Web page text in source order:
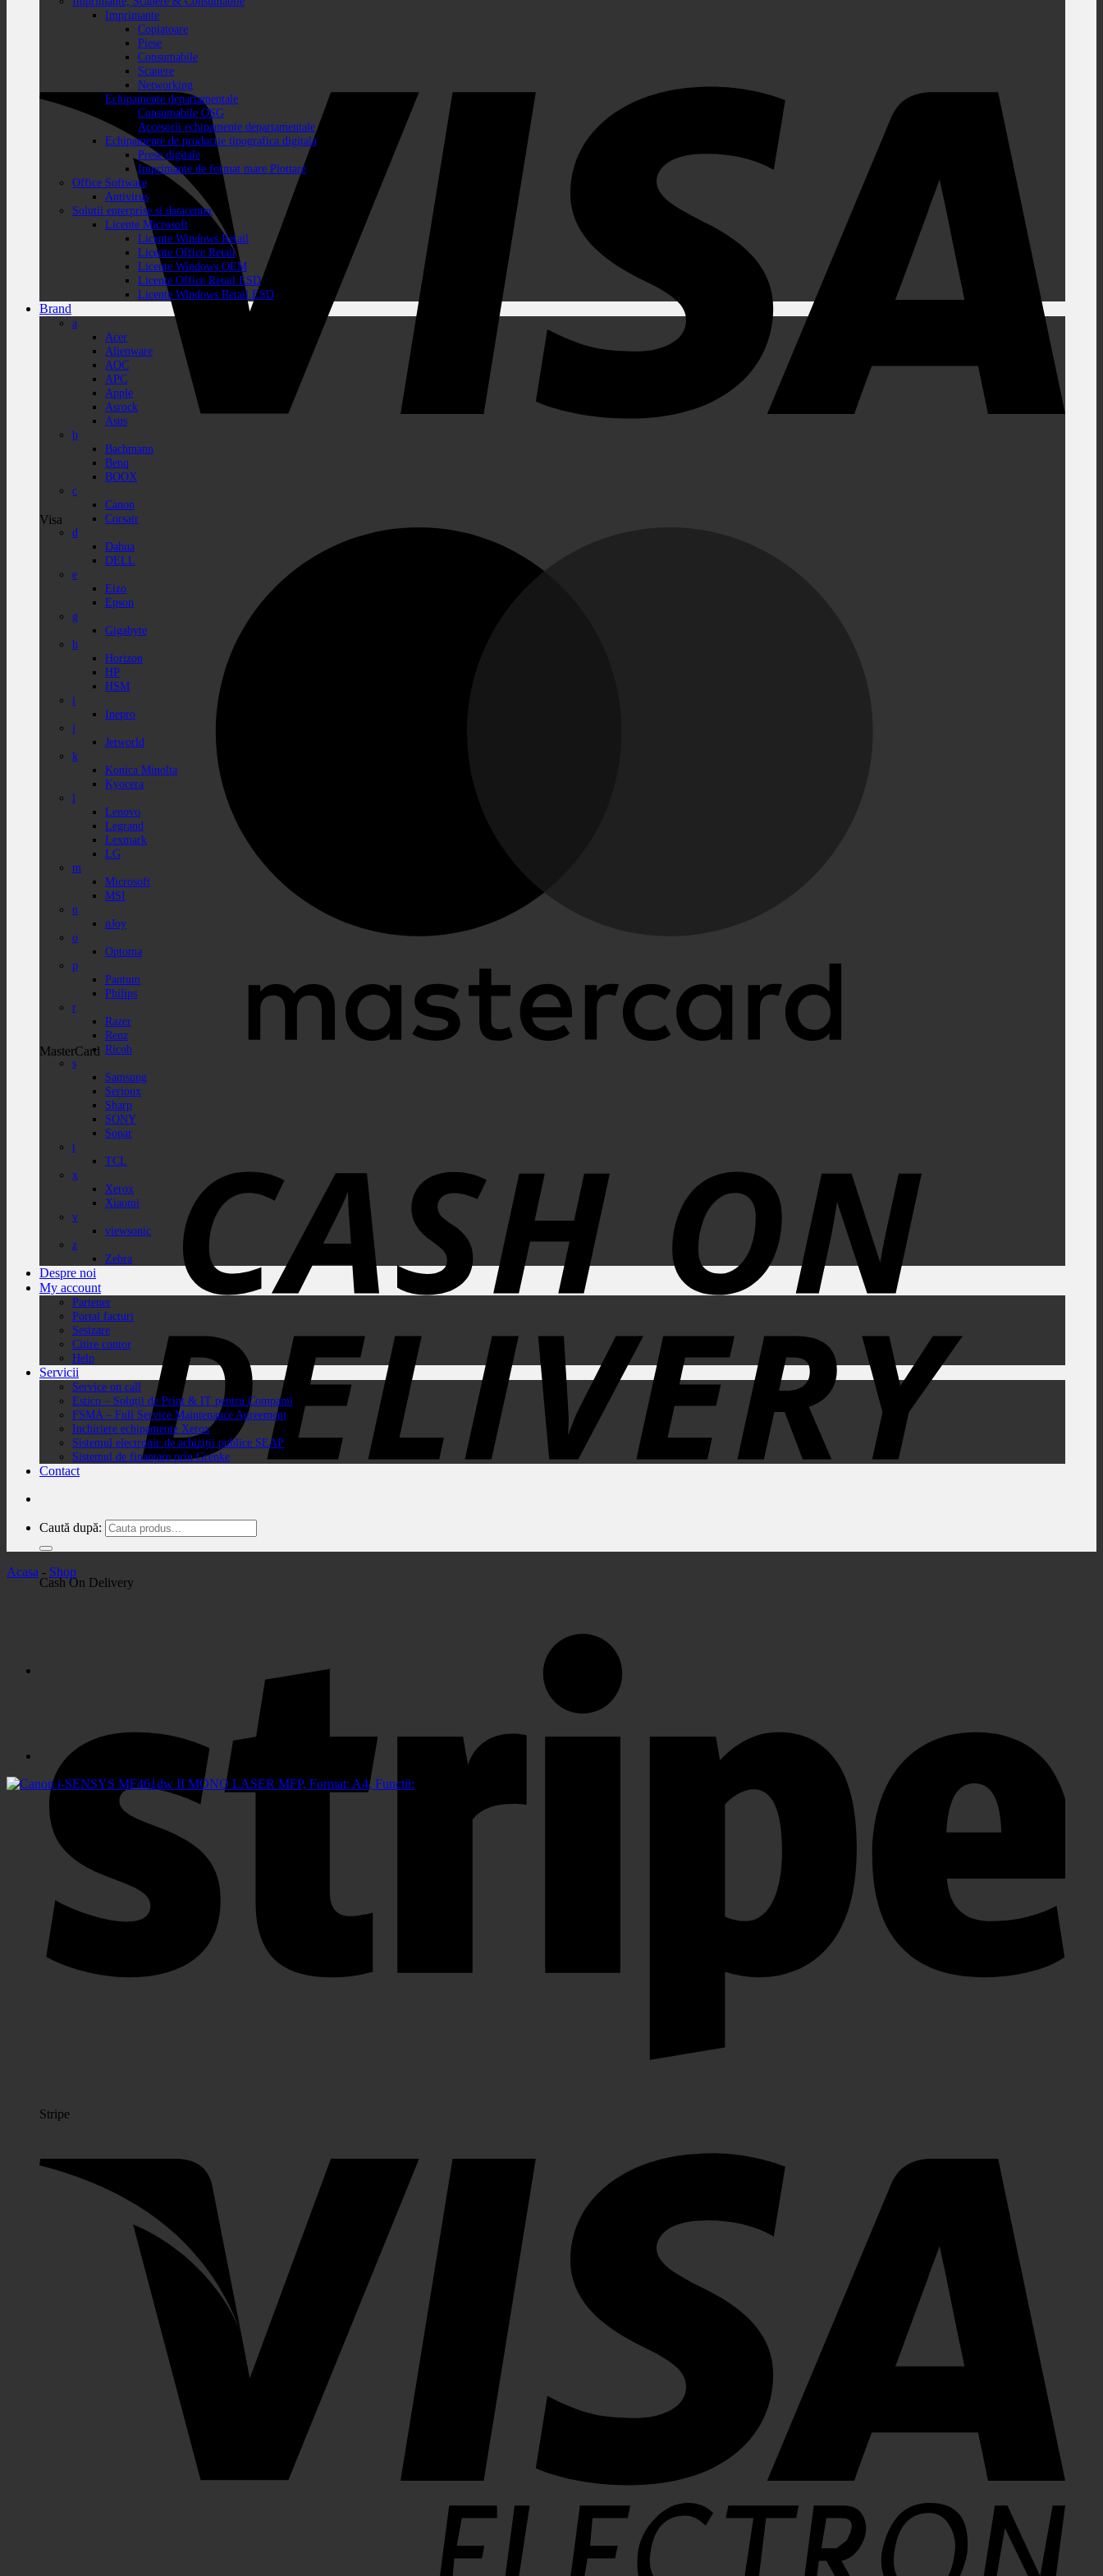
Visa
MasterCard
Cash On Delivery
Stripe
Imprimante
Copiatoare
Piese
Consumabile
Scanere
Networking
Echipamente departamentale
Consumabile OSG
Accesorii echipamente departamentale
Echipamente de productie tipografica digitala
Prese digitale
Imprimante de format mare Plottare
Office Software
Antivirus
Solutii enterprise si datacenter
Licente Microsoft
Licente Windows Retail
Licente Office Retail
Licente Windows OEM
Licente Office Retail ESD
Licente Windows Retail ESD
Brand
a
Acer
Alienware
AOC
APC
Apple
Asrock
Asus
b
Bachmann
Benq
BOOX
c
Canon
Corsair
d
Dahua
DELL
e
Eizo
Epson
g
Gigabyte
h
Horizon
HP
HSM
i
Inepro
j
Jetworld
k
Konica Minolta
Kyocera
l
Lenovo
Legrand
Lexmark
LG
m
Microsoft
MSI
n
nJoy
o
Optoma
p
Pantum
Philips
r
Razer
Renz
Ricoh
s
Samsung
Serioux
Sharp
SONY
Sopar
t
TCL
x
Xerox
Xiaomi
v
viewsonic
z
Zebra
Despre noi
My account
Partener
Portal facturi
Sesizare
Citire contor
Help
Servicii
Service on call
Estico – Soluții de Print & IT pentru Companii
FSMA – Full Service Maintenance Agreement
Inchiriere echipamente Xerox
Sistemul electronic de achiziții publice SEAP
Sistemul de finanțare prin Grenke
Contact
Caută după:
Acasa - Shop